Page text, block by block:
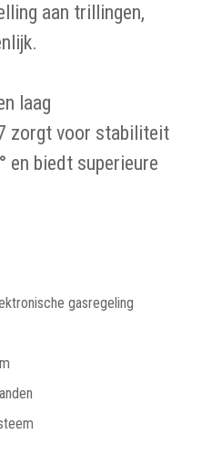
aan trillingen,
laag
zorgt voor stabiliteit
en biedt superieure
gasregeling